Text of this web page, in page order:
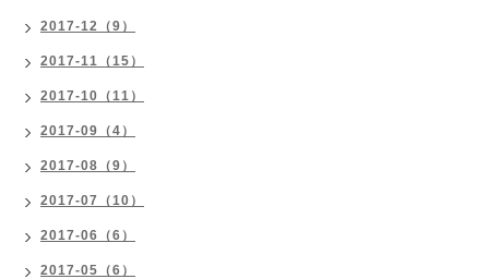
2017-12（9）
2017-11（15）
2017-10（11）
2017-09（4）
2017-08（9）
2017-07（10）
2017-06（6）
2017-05（6）